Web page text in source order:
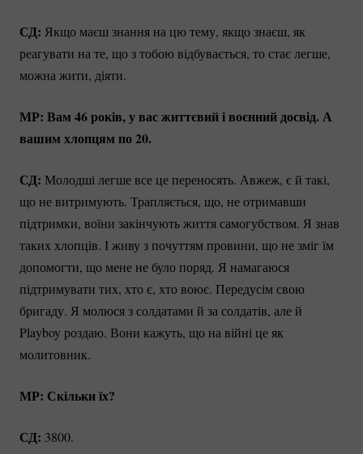
СД: Якщо маєш знання на цю тему, якщо знаєш, як
реагувати на те, що з тобою відбувається, то стає легше,
можна жити, діяти.
МР: Вам 46 років, у вас життєвий і воєнний досвід. А
вашим хлопцям по 20.
СД: Молодші легше все це переносять. Авжеж, є й такі,
що не витримують. Трапляється, що, не отримавши
підтримки, воїни закінчують життя самогубством. Я знав
таких хлопців. І живу з почуттям провини, що не зміг їм
допомогти, що мене не було поряд. Я намагаюся
підтримувати тих, хто є, хто воює. Передусім свою
бригаду. Я молюся з солдатами й за солдатів, але й
Playboy роздаю. Вони кажуть, що на війні це як
молитовник.
МР: Скільки їх?
СД: 3800.